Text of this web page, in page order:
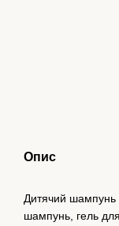
Опис
Дитячий шампунь
шампунь, гель